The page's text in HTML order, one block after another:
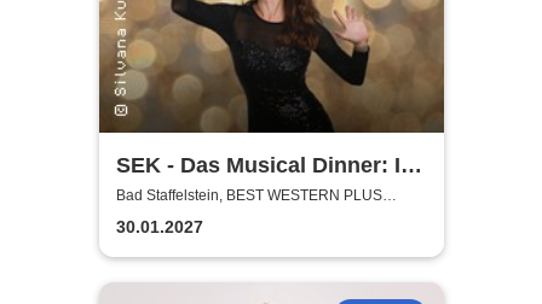
SEK - Das Musical Dinner: It's
Showtime
Bad Staffelstein, BEST WESTERN PLUS
Kurhotel an der Obermaintherme
30.01.2027